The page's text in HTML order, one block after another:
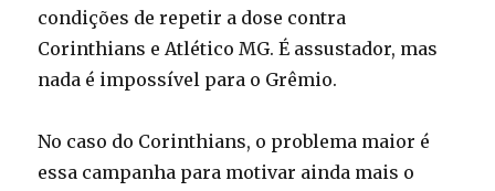
condições de repetir a dose contra
Corinthians e Atlético MG. É assustador, mas
nada é impossível para o Grêmio.
No caso do Corinthians, o problema maior é
essa campanha para motivar ainda mais o